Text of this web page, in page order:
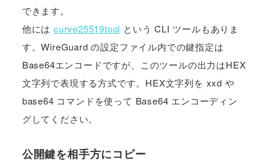
できます。
他には curve25519tool という CLI ツールもありま
す。WireGuard の設定ファイル内での鍵指定は
Base64エンコードですが、このツールの出力はHEX
文字列で表現する方式です。HEX文字列を xxd や
base64 コマンドを使って Base64 エンコーディン
グしてください。
公開鍵を相手方にコピー